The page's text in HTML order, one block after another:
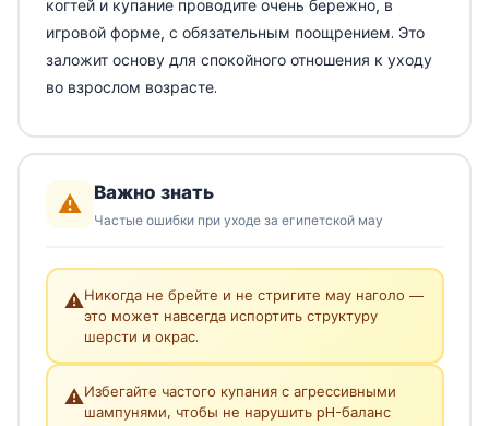
когтей и купание проводите очень бережно, в
игровой форме, с обязательным поощрением. Это
заложит основу для спокойного отношения к уходу
во взрослом возрасте.
⚠️ Важно знать
Частые ошибки при уходе за египетской мау
⚠️Никогда не брейте и не стригите мау наголо —
это может навсегда испортить структуру
шерсти и окрас.
⚠️Избегайте частого купания с агрессивными
шампунями, чтобы не нарушить pH-баланс